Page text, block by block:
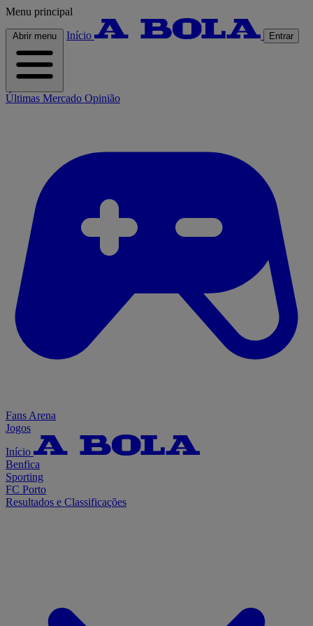
Menu principal
Abrir menu Início Entrar
Últimas Mercado Opinião
Fans Arena
Jogos
Início
Benfica
Sporting
FC Porto
Resultados e Classificações